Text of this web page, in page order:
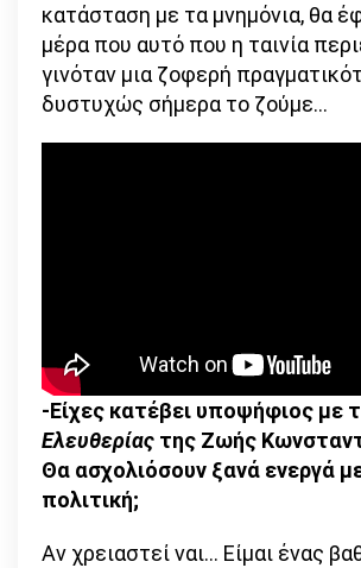
κατάσταση με τα μνημόνια, θα
μέρα που αυτό που η ταινία
γινόταν μια ζοφερή
δυστυχώς σήμερα το ζούμε…
-Είχες κατέβει υποψήφιος με
Ελευθερίας της Ζωής
Θα ασχολιόσουν ξανά ενεργά
πολιτική;
Αν χρειαστεί ναι… Είμαι ένας